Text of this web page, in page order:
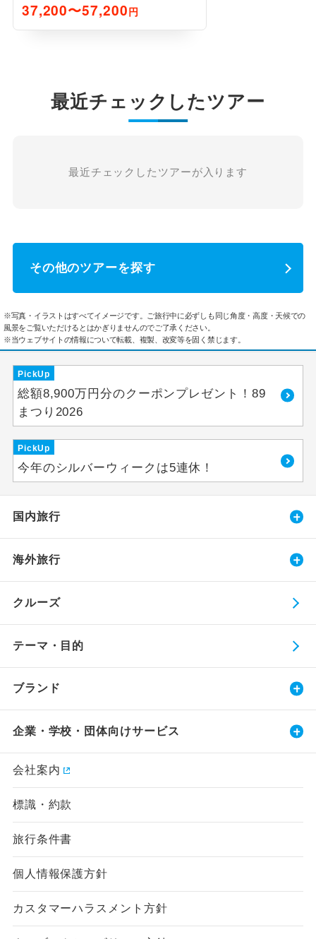
37,200〜57,200円
最近チェックしたツアー
最近チェックしたツアーが入ります
その他のツアーを探す
※写真・イラストはすべてイメージです。ご旅行中に必ずしも同じ角度・高度・天候での
風景をご覧いただけるとはかぎりませんのでご了承ください。
※当ウェブサイトの情報について転載、複製、改変等を固く禁じます。
PickUp
総額8,900万円分のクーポンプレゼント！89
まつり2026
PickUp
今年のシルバーウィークは5連休！
国内旅行
海外旅行
クルーズ
テーマ・目的
ブランド
企業・学校・団体向けサービス
会社案内
標識・約款
旅行条件書
個人情報保護方針
カスタマーハラスメント方針